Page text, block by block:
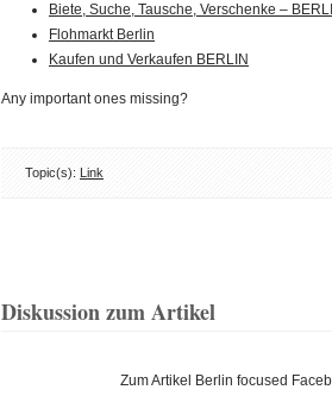
Biete, Suche, Tausche, Verschenke –
Flohmarkt Berlin
Kaufen und Verkaufen BERLIN
Any important ones missing?
Topic(s): Link
Diskussion zum Artikel
Zum Artikel Berlin focused